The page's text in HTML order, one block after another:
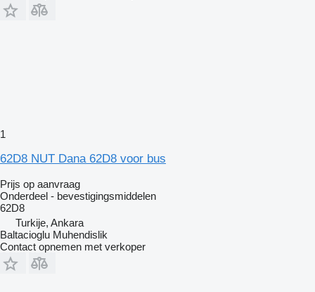
1
62D8 NUT Dana 62D8 voor bus
Prijs op aanvraag
Onderdeel - bevestigingsmiddelen
62D8
Turkije, Ankara
Baltacioglu Muhendislik
Contact opnemen met verkoper